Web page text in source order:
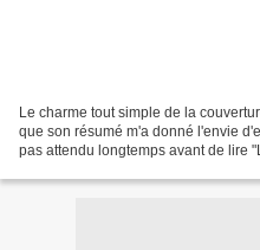
Le charme tout simple de la
que son résumé m'a donné l'envie
pas attendu longtemps avant de lire